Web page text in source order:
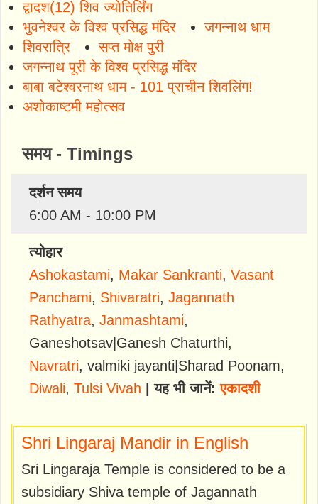
द्वादश(12) शिव ज्योतिर्लिंग
भुवनेश्वर के विश्व प्रसिद्ध मंदिर
जगन्नाथ धाम
शिवरात्रि
सप्त मोक्ष पुरी
जगन्नाथ पूरी के विश्व प्रसिद्ध मंदिर
बाबा बटेश्वरनाथ धाम - 101 प्राचीन शिवलिंग!
अशोकाष्टमी महोत्सव
समय - Timings
दर्शन समय
6:00 AM - 10:00 PM
त्योहार
Ashokastami, Makar Sankranti, Vasant
Panchami, Shivaratri, Jagannath
Rathyatra, Janmashtami,
Ganeshotsav|Ganesh Chaturthi,
Navratri, valmiki jayanti|Sharad Poonam,
Diwali, Tulsi Vivah | यह भी जानें:एकादशी
Shri Lingaraj Mandir in English
Sri Lingaraja Temple is considered to be a
subsidiary Shiva temple of Jagannath